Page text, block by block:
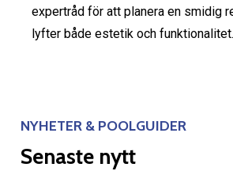
expertråd för att planera en smidig
lyfter både estetik och funktionalitet.
NYHETER & POOLGUIDER
Senaste nytt